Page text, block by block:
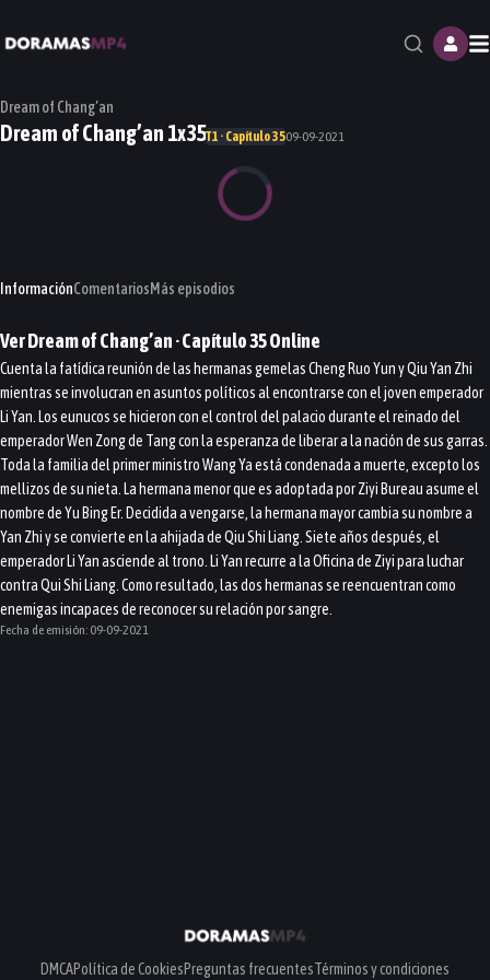
Dream of Chang’an
Dream of Chang’an 1x35T1 · Capítulo 3509-09-2021
InformaciónComentariosMás episodios
VerDream of Chang’an· Capítulo35Online
Cuenta la fatídica reunión de las hermanas gemelas Cheng Ruo Yun y Qiu Yan Zhi
mientras se involucran en asuntos políticos al encontrarse con el joven emperador
Li Yan. Los eunucos se hicieron con el control del palacio durante el reinado del
emperador Wen Zong de Tang con la esperanza de liberar a la nación de sus garras.
Toda la familia del primer ministro Wang Ya está condenada a muerte, excepto los
mellizos de su nieta. La hermana menor que es adoptada por Ziyi Bureau asume el
nombre de Yu Bing Er. Decidida a vengarse, la hermana mayor cambia su nombre a
Yan Zhi y se convierte en la ahijada de Qiu Shi Liang. Siete años después, el
emperador Li Yan asciende al trono. Li Yan recurre a la Oficina de Ziyi para luchar
contra Qui Shi Liang. Como resultado, las dos hermanas se reencuentran como
enemigas incapaces de reconocer su relación por sangre.
Fecha de emisión: 09-09-2021
DMCAPolítica de CookiesPreguntas frecuentesTérminos y condiciones